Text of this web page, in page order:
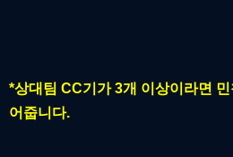
*상대팀 CC기가 3개 이상이라면
어줍니다.